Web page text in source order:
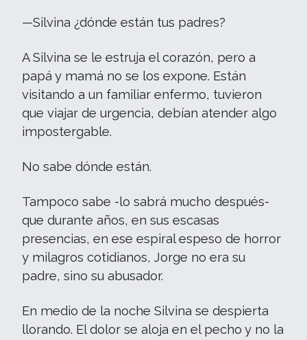
—Silvina ¿dónde están tus padres?
A Silvina se le estruja el corazón, pero a
papá y mamá no se los expone. Están
visitando a un familiar enfermo, tuvieron
que viajar de urgencia, debían atender algo
impostergable.
No sabe dónde están.
Tampoco sabe -lo sabrá mucho después-
que durante años, en sus escasas
presencias, en ese espiral espeso de horror
y milagros cotidianos, Jorge no era su
padre, sino su abusador.
En medio de la noche Silvina se despierta
llorando. El dolor se aloja en el pecho y no la